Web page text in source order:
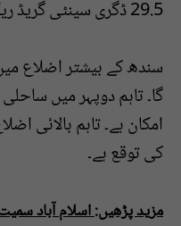
29.5 ڈگری سینٹی گریڈ ریکارڈ کیا گیا۔
سندھ کے بیشتر اضلاع
گا۔ تاہم دوپہر میں
امکان ہے۔ تاہم بالائی
کی توقع ہے۔
مزید پڑھیں: اسلام آباد